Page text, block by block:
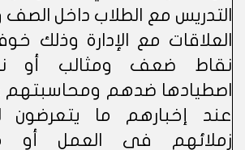
التدريس مع الطلاب داخل الصف
العلاقات مع الإدارة وذلك
نقاط ضعف ومثالب أو
اصطيادها ضدهم ومحاسبتهم
عند إخبارهم ما
زملائهم في العمل أو